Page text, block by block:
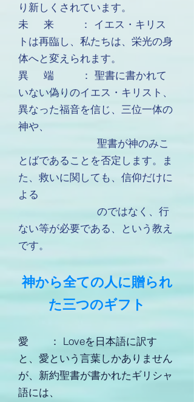
り新しくされています。
未 来 ： イエス・キリス
トは再臨し、私たちは、栄光の身
体へと変えられます。
異 端 ： 聖書に書かれて
いない偽りのイエス・キリスト、
異なった福音を信じ、三位一体の
神や、
聖書が神のみこ
とばであることを否定します。ま
た、救いに関しても、信仰だけに
よる
のではなく、行
ない等が必要である、という教え
です。
神から全ての人に贈られ
た三つのギフト
愛 ： Loveを日本語に訳す
と、愛という言葉しかありません
が、新約聖書が書かれたギリシャ
語には、